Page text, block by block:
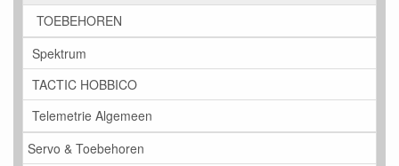
TOEBEHOREN
Spektrum
TACTIC HOBBICO
Telemetrie Algemeen
Servo & Toebehoren